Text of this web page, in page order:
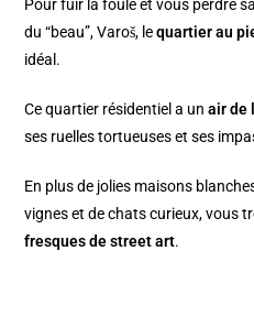
Pour fuir la foule et vous perdre
du “beau”,Varoš, lequartier au
idéal.
Ce quartier résidentiel a unair de
ses ruelles tortueuses et ses
En plus de jolies maisons
vignes et de chats curieux, vous
fresques de street art.